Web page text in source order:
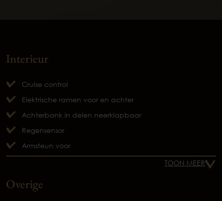
Interieur
Cruise control
Elektrische ramen voor en achter
Achterbank in delen neerklapbaar
Regensensor
Armsteun voor
TOON MEER
Overige